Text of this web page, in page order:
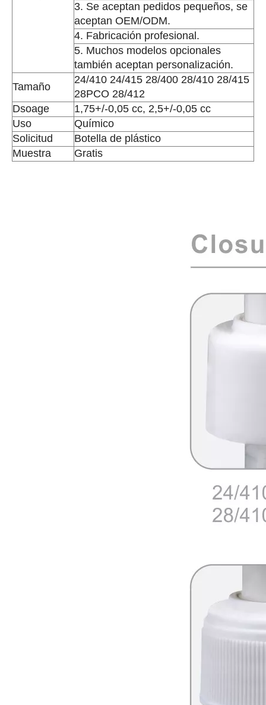
3. Se aceptan pedidos pequeños, se
aceptan OEM/ODM.
4. Fabricación profesional.
5. Muchos modelos opcionales
también aceptan personalización.
Tamaño
24/410 24/415 28/400 28/410 28/415
28PCO 28/412
Dsoage
1,75+/-0,05 cc, 2,5+/-0,05 cc
Uso
Químico
Solicitud
Botella de plástico
Muestra
Gratis